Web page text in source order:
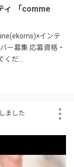
ィ 「comme
インテ
ー募集 応募資格・
だ...
ました